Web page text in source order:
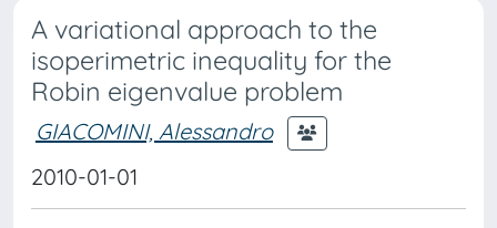
A variational approach to the
isoperimetric inequality for the
Robin eigenvalue problem
GIACOMINI, Alessandro
2010-01-01